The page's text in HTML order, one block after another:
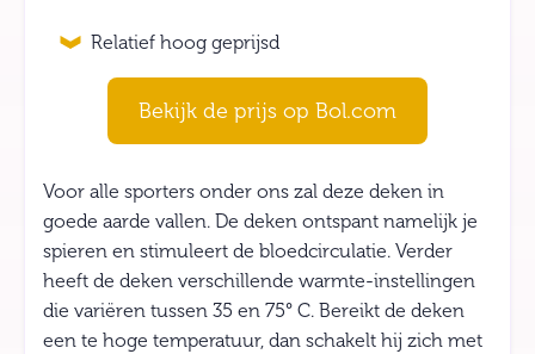
Relatief hoog geprijsd
Bekijk de prijs op Bol.com
Voor alle sporters onder ons zal deze deken in
goede aarde vallen. De deken ontspant namelijk je
spieren en stimuleert de bloedcirculatie. Verder
heeft de deken verschillende warmte-instellingen
die variëren tussen 35 en 75° C. Bereikt de deken
een te hoge temperatuur, dan schakelt hij zich met